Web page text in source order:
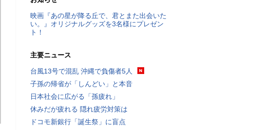
映画『あの星が降る丘で、君とまた出会いた
い。』オリジナルグッズを3名様にプレゼン
ト！
主要ニュース
台風13号で混乱 沖縄で負傷者5人
子孫の帰省が「しんどい」と本音
日本社会に広がる「孫疲れ」
休みだが疲れる 隠れ疲労対策は
ドコモ新銀行「誕生祭」に盲点